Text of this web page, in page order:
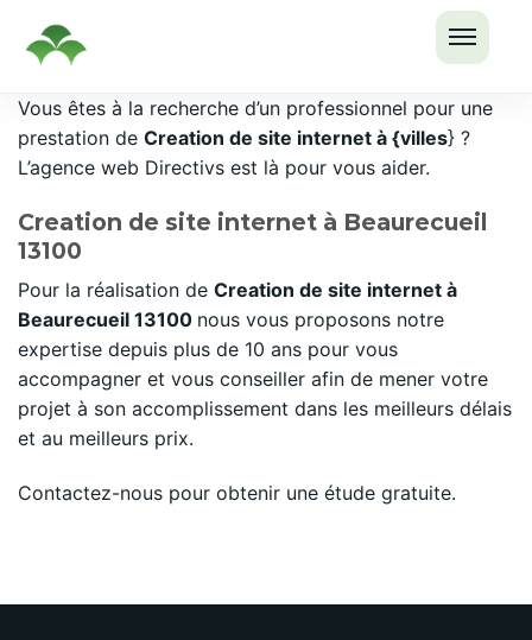
LE
Passer
au
contenu
Vous êtes à la recherche d’un professionnel pour une
prestation de Creation de site internet à {villes} ?
L’agence web Directivs est là pour vous aider.
Creation de site internet à Beaurecueil
13100
Pour la réalisation de Creation de site internet à
Beaurecueil 13100 nous vous proposons notre
expertise depuis plus de 10 ans pour vous
accompagner et vous conseiller afin de mener votre
projet à son accomplissement dans les meilleurs délais
et au meilleurs prix.
Contactez-nous pour obtenir une étude gratuite.